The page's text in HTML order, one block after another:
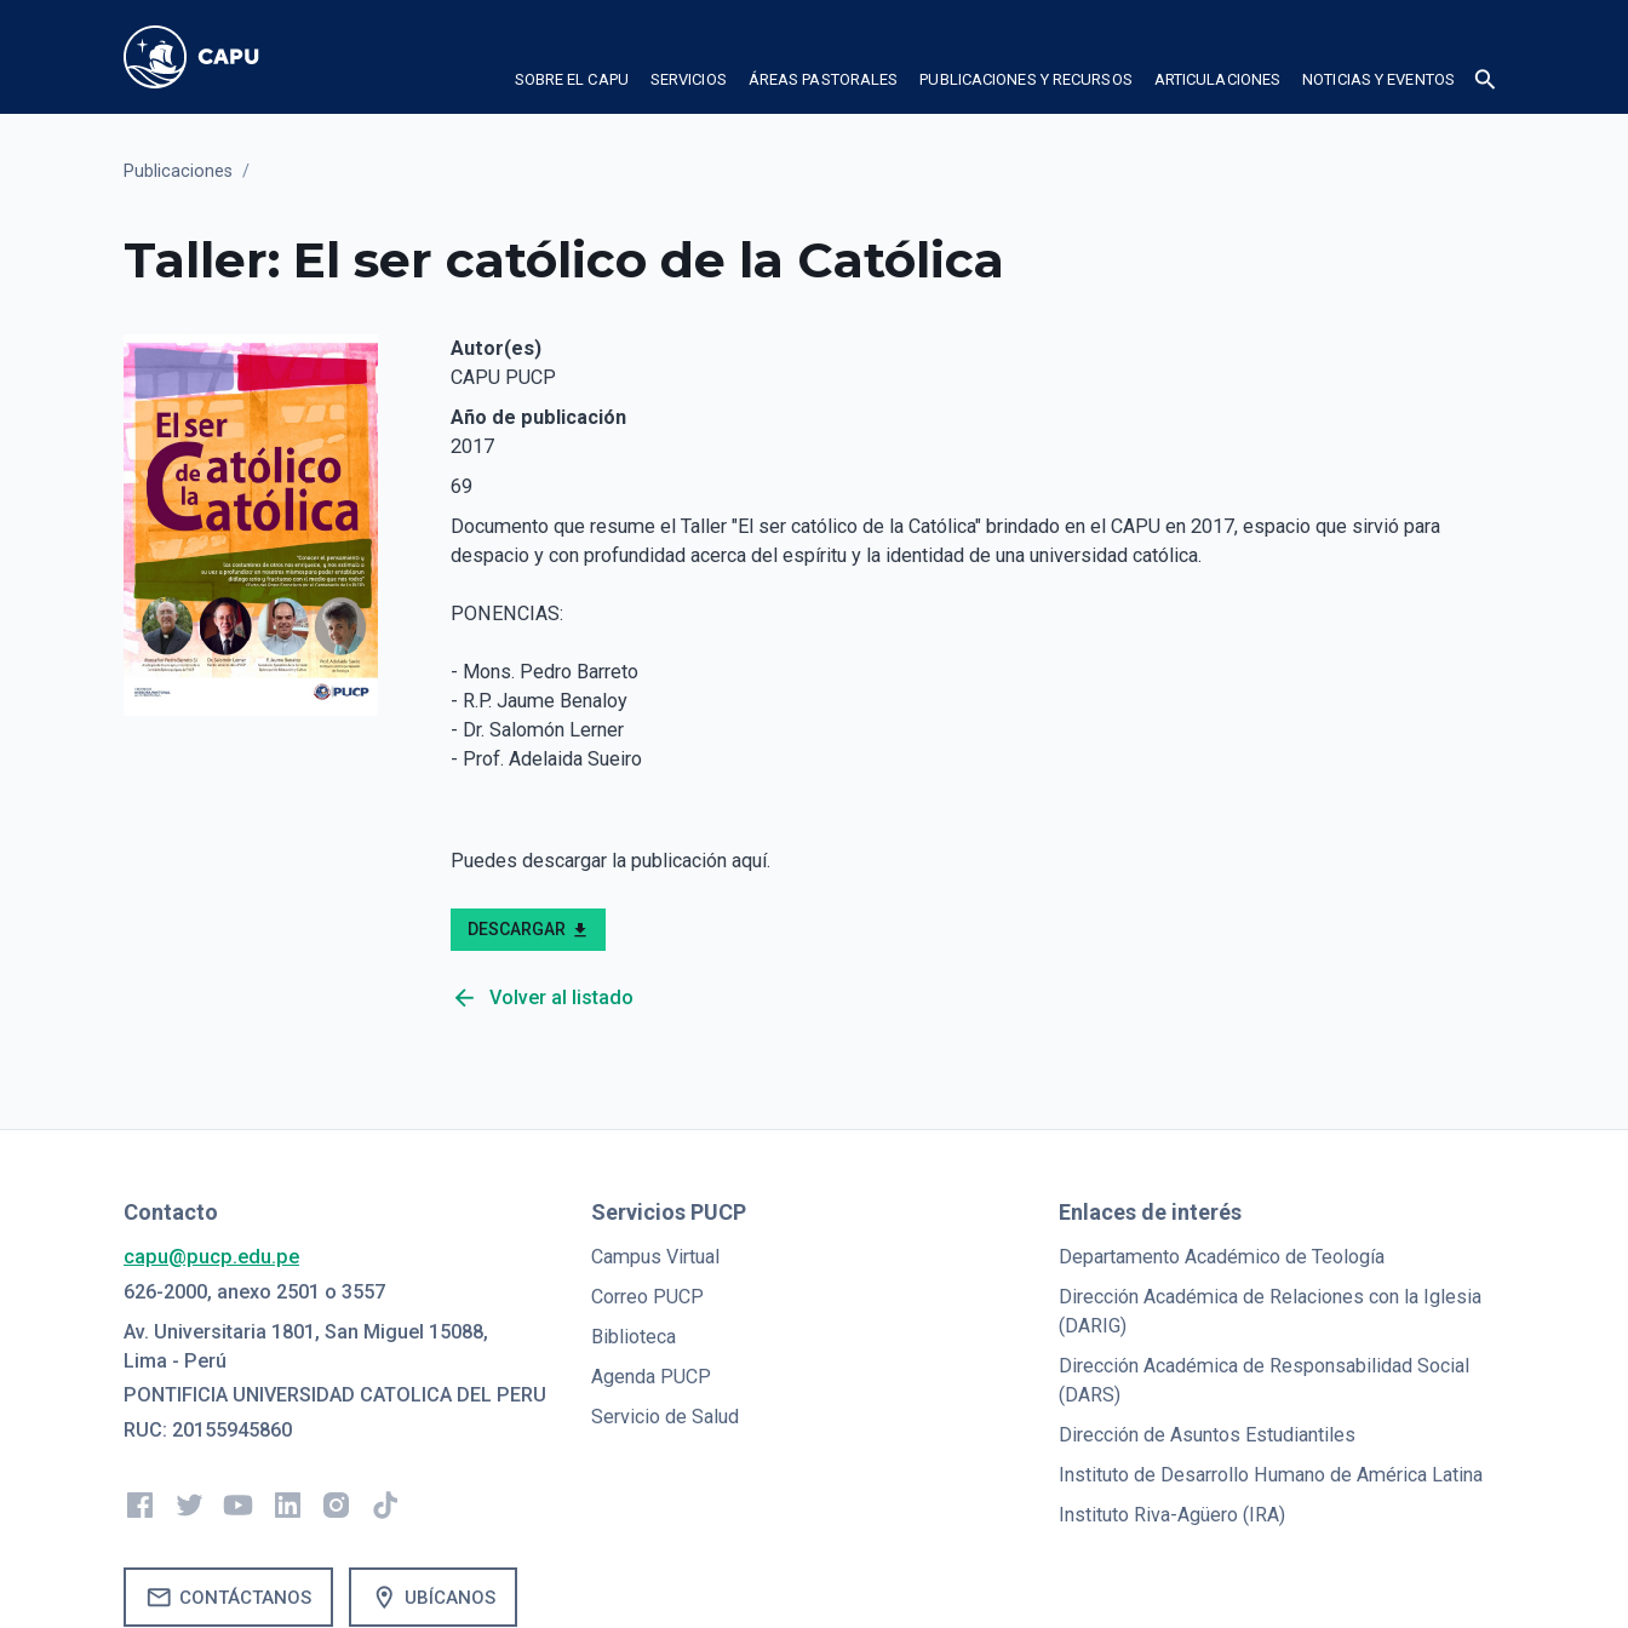
SOBRE EL CAPU SERVICIOS ÁREAS PASTORALES PUBLICACIONES Y RECURSOS ARTICULACIONES NOTICIAS Y EVENTOS search
Publicaciones /
Taller: El ser católico de la Católica
Autor(es)
CAPU PUCP
Año de publicación
2017
69
Documento que resume el Taller "El ser católico de la Católica" brindado en el CAPU en 2017, espacio que sirvió para
despacio y con profundidad acerca del espíritu y la identidad de una universidad católica.
PONENCIAS:
- Mons. Pedro Barreto
- R.P. Jaume Benaloy
- Dr. Salomón Lerner
- Prof. Adelaida Sueiro
Puedes descargar la publicación aquí.
DESCARGAR download
arrow_back Volver al listado
Contacto
capu@pucp.edu.pe
626-2000, anexo 2501 o 3557
Av. Universitaria 1801, San Miguel 15088,
Lima - Perú
PONTIFICIA UNIVERSIDAD CATOLICA DEL PERU
RUC: 20155945860
mail CONTÁCTANOS location_on UBÍCANOS
Servicios PUCP
Campus Virtual
Correo PUCP
Biblioteca
Agenda PUCP
Servicio de Salud
Enlaces de interés
Departamento Académico de Teología
Dirección Académica de Relaciones con la Iglesia
(DARIG)
Dirección Académica de Responsabilidad Social
(DARS)
Dirección de Asuntos Estudiantiles
Instituto de Desarrollo Humano de América Latina
Instituto Riva-Agüero (IRA)